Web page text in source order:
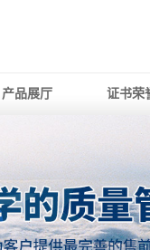
产品展厅 证书荣